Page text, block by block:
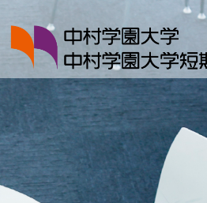
中村学園大学・中村学園大学短期大学部